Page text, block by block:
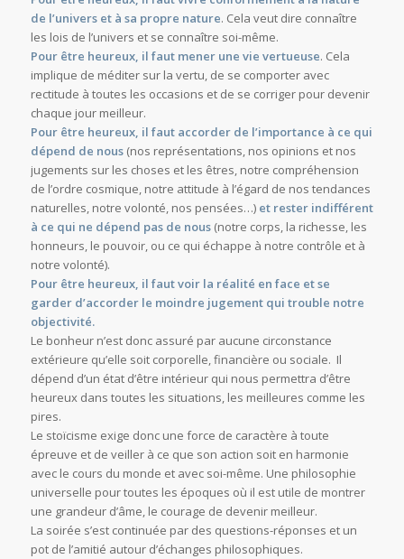
de l’univers et à sa propre nature. Cela veut dire connaître
les lois de l’univers et se connaître soi-même.
Pour être heureux, il faut mener une vie vertueuse. Cela
implique de méditer sur la vertu, de se comporter avec
rectitude à toutes les occasions et de se corriger pour devenir
chaque jour meilleur.
Pour être heureux, il faut accorder de l’importance à ce qui
dépend de nous(nos représentations, nos opinions et nos
jugements sur les choses et les êtres, notre compréhension
de l’ordre cosmique, notre attitude à l’égard de nos tendances
naturelles, notre volonté, nos pensées…) et rester indifférent
à ce qui ne dépend pas de nous(notre corps, la richesse, les
honneurs, le pouvoir, ou ce qui échappe à notre contrôle et à
notre volonté).
Pour être heureux, il faut voir la réalité en face et se
garder d’accorder le moindre jugement qui trouble notre
objectivité.
Le bonheur n’est donc assuré par aucune circonstance
extérieure qu’elle soit corporelle, financière ou sociale. Il
dépend d’un état d’être intérieur qui nous permettra d’être
heureux dans toutes les situations, les meilleures comme les
pires.
Le stoïcisme exige donc une force de caractère à toute
épreuve et de veiller à ce que son action soit en harmonie
avec le cours du monde et avec soi-même. Une philosophie
universelle pour toutes les époques où il est utile de montrer
une grandeur d’âme, le courage de devenir meilleur.
La soirée s’est continuée par des questions-réponses et un
pot de l’amitié autour d’échanges philosophiques.